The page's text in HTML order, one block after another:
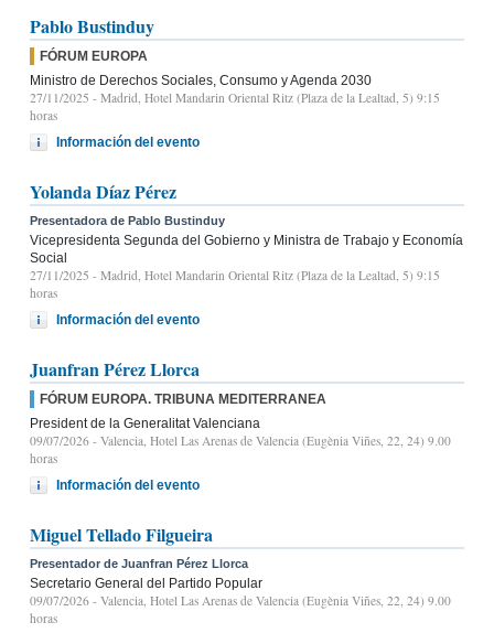
Pablo Bustinduy
FÓRUM EUROPA
Ministro de Derechos Sociales, Consumo y Agenda 2030
27/11/2025 - Madrid, Hotel Mandarin Oriental Ritz (Plaza de la Lealtad, 5) 9:15
horas
Información del evento
Yolanda Díaz Pérez
Presentadora de Pablo Bustinduy
Vicepresidenta Segunda del Gobierno y Ministra de Trabajo y Economía
Social
27/11/2025 - Madrid, Hotel Mandarin Oriental Ritz (Plaza de la Lealtad, 5) 9:15
horas
Información del evento
Juanfran Pérez Llorca
FÓRUM EUROPA. TRIBUNA MEDITERRANEA
President de la Generalitat Valenciana
09/07/2026 - Valencia, Hotel Las Arenas de Valencia (Eugènia Viñes, 22, 24) 9.00
horas
Información del evento
Miguel Tellado Filgueira
Presentador de Juanfran Pérez Llorca
Secretario General del Partido Popular
09/07/2026 - Valencia, Hotel Las Arenas de Valencia (Eugènia Viñes, 22, 24) 9.00
horas